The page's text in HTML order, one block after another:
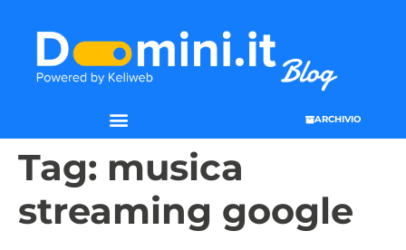
ARCHIVIO
Tag: musica
streaming google